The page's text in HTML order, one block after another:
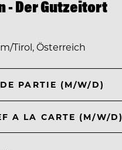
- Der Gutzeitort
Tirol, Österreich
PARTIE (M/W/D)
A LA CARTE (M/W/D)